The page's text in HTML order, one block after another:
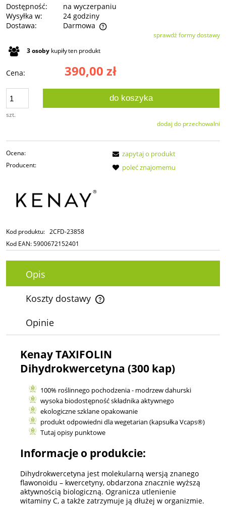
Dostępność:
na wyczerpaniu
Wysyłka w:
24 godziny
Dostawa:
Darmowa
Cena nie zawiera ewentualnych kosztów płatnościsprawdź formy dostawy
3osoby kupiłyten produkt
Cena: 390,00 zł
szt.
do koszyka
dodaj do przechowalni
Ocena:
Producent:
Kod produktu: 2CFD-23858
Kod EAN:5900672152401
zapytaj o produkt
poleć znajomemu
Opis
Koszty dostawy
Cena nie zawiera ewentualnych kosztów płatności
Opinie
Kenay TAXIFOLIN
Dihydrokwercetyna (300 kap)
100% roślinnego pochodzenia - modrzew dahurski
wysoka biodostępność składnika aktywnego
ekologiczne szklane opakowanie
produkt odpowiedni dla wegetarian (kapsułka Vcaps®)
Tutaj opisy punktowe
Informacje o produkcie:
Dihydrokwercetyna jest molekularną wersją znanego
flawonoidu – kwercetyny, obdarzona znacznie wyższą
aktywnością biologiczną. Ogranicza utlenienie
witaminy C, a także zatrzymuje ją dłużej w organizmie.